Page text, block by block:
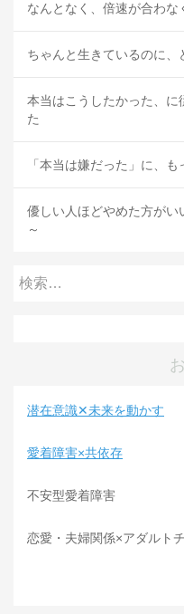
なんとなく、倍速が合わな
ちゃんと生きているのに
本当はこうしたかった、に
た
「本当は嫌だった」に、
優しい人ほどやめた方がい
～
検
潜在意識✕未来を動かす
愛着障害×共依存
不安型愛着障害
恋愛・夫婦関係×アダルト